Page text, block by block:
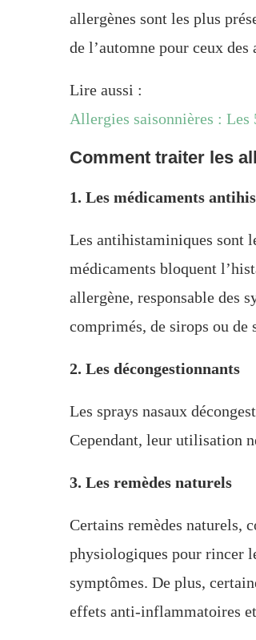
allergènes sont les plus
de l’automne pour ceux des
Lire aussi :
Allergies saisonnières : Les
Comment traiter les
1. Les médicaments
Les antihistaminiques sont
médicaments bloquent
allergène, responsable des
comprimés, de sirops ou de
2. Les décongestionnants
Les sprays nasaux
Cependant, leur utilisation
3. Les remèdes naturels
Certains remèdes naturels,
physiologiques pour rincer
symptômes. De plus,
effets anti-inflammatoires